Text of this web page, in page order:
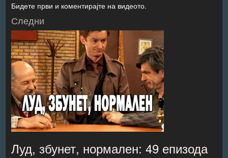
Бидете први и коментирајте на видеото.
Следни
Луд, збунет, нормален: 49 епизода